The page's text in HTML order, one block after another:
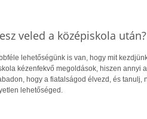
veled a középiskola után?
lehetőségünk is van, hogy mit
kézenfekvő megoldások, hiszen annyi
hogy a fiatalságod élvezd, és tanulj,
lehetőséged.